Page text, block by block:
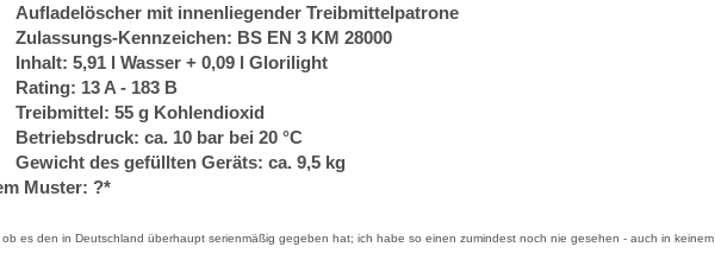
Aufladelöscher mit innenliegender Treibmittelpatrone
Zulassungs-Kennzeichen: BS EN 3 KM 28000
Inhalt: 5,91 l Wasser + 0,09 l Glorilight
Rating: 13 A - 183 B
Treibmittel: 55 g Kohlendioxid
Betriebsdruck: ca. 10 bar bei 20 °C
Gewicht des gefüllten Geräts: ca. 9,5 kg
Muster: ?*
es den in Deutschland überhaupt serienmäßig gegeben hat; ich habe so einen zumindest noch nie gesehen - auch in keinem